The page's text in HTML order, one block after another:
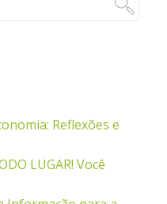
Reflexões e
LUGAR! Você